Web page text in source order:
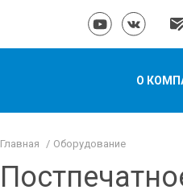
О
Главная Оборудование